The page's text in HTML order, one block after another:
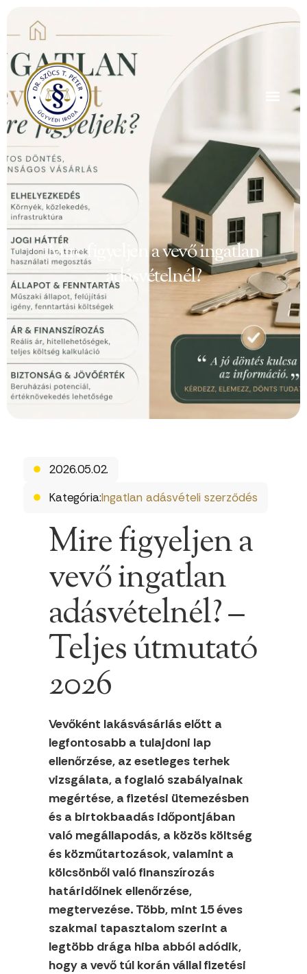
Mire figyeljen a vevő ingatlan
adásvételnél?
2026.05.02.
Kategória:Ingatlan adásvételi szerződés
Mire figyeljen a
vevő ingatlan
adásvételnél? –
Teljes útmutató
2026
Vevőként lakásvásárlás előtt a
legfontosabb a tulajdoni lap
ellenőrzése, az esetleges terhek
vizsgálata, a foglaló szabályainak
megértése, a fizetési ütemezésben
és a birtokbaadás időpontjában
való megállapodás, a közös költség
és közműtartozások, valamint a
kölcsönből való finanszírozás
határidőinek ellenőrzése,
megtervezése. Több, mint 15 éves
szakmai tapasztalom szerint a
legtöbb drága hiba abból adódik,
hogy a vevő túl korán vállal fizetési